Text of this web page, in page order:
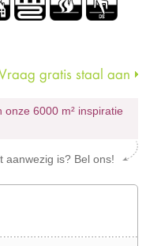
gratis staal aan
onze 6000 m² inspiratie
aanwezig is? Bel ons!